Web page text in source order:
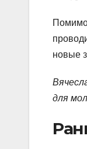
Помимо
новые
для